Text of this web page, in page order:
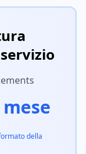
mese
della